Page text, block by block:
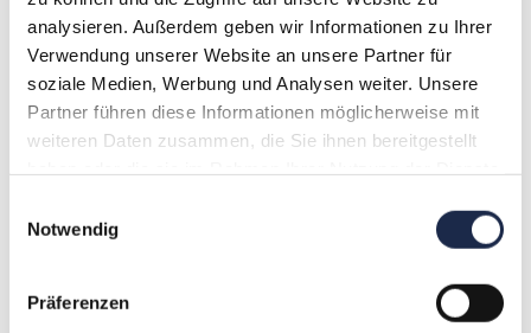
analysieren. Außerdem geben wir Informationen zu Ihrer
Verwendung unserer Website an unsere Partner für
soziale Medien, Werbung und Analysen weiter. Unsere
Partner führen diese Informationen möglicherweise mit
weiteren Daten zusammen, die Sie ihnen bereitgestellt
Notwendig
Präferenzen
Senior Project Manager Events
Telefon: 030.72 62 98 – 113
E-Mail:j.panse@vdz.de
Anzeige/Aus unserem Netzwerk